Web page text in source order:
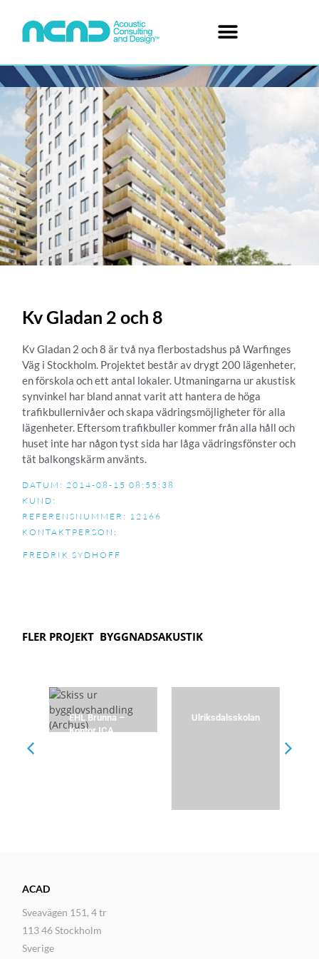
Kv Gladan 2 och 8
Kv Gladan 2 och 8 är två nya flerbostadshus på Warfinges
Väg i Stockholm. Projektet består av drygt 200 lägenheter,
en förskola och ett antal lokaler. Utmaningarna ur akustisk
synvinkel har bland annat varit att hantera de höga
trafikbullernivåer och skapa vädringsmöjligheter för alla
lägenheter. Eftersom trafikbuller kommer från alla håll och
huset inte har någon tyst sida har låga vädringsfönster och
tät balkongskärm använts.
DATUM: 2014-08-15 08:55:38
KUND:
REFERENSNUMMER: 12166
KONTAKTPERSON:
FREDRIK SYDHOFF
FLER PROJEKT BYGGNADSAKUSTIK
EHL Brunna –
Kontor ICA
Ulriksdalsskolan
ACAD
Sveavägen 151, 4 tr
113 46 Stockholm
Sverige